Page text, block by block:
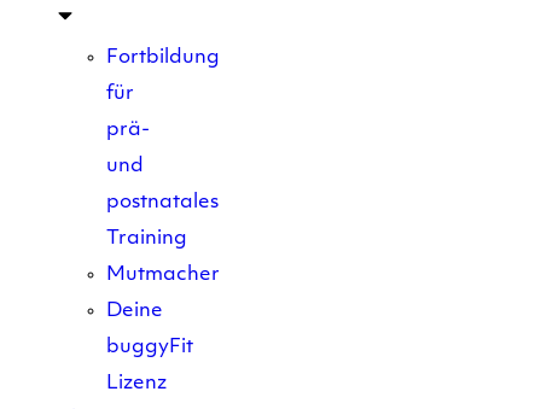
Fortbildung
für
prä-
und
postnatales
Training
Mutmacher
Deine
buggyFit
Lizenz